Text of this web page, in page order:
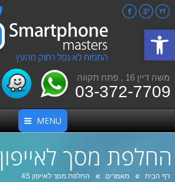
פתח סרגל נגישות
משה דיין 16 , פתח תקווה
03-372-7709
FacebookGoogle+
YouTube
MENU
החלפת מסך לאייפון 4S
אתה כאן:
דף הבית מאמרים החלפת מסך לאייפון 4S